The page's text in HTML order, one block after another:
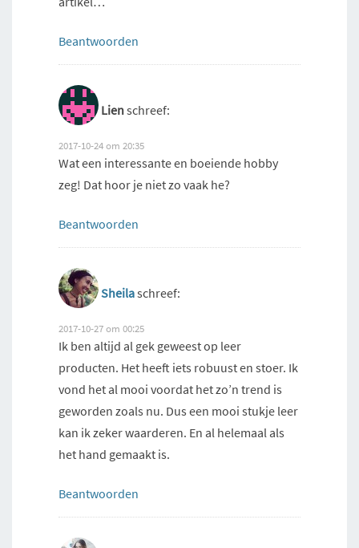
Beantwoorden
Lienschreef:
2017-10-24 om 20:35
Wat een interessante en boeiende hobby
zeg! Dat hoor je niet zo vaak he?
Beantwoorden
Sheilaschreef:
2017-10-27 om 00:25
Ik ben altijd al gek geweest op leer
producten. Het heeft iets robuust en stoer. Ik
vond het al mooi voordat het zo’n trend is
geworden zoals nu. Dus een mooi stukje leer
kan ik zeker waarderen. En al helemaal als
het hand gemaakt is.
Beantwoorden